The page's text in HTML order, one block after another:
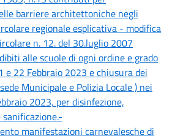
barriere architettoniche negli
regionale esplicativa - modifica
n. 12. del 30.luglio 2007
alle scuole di ogni ordine e grado
22 Febbraio 2023 e chiusura dei
Municipale e Polizia Locale ) nei
2023, per disinfezione,
manifestazioni carnevalesche di